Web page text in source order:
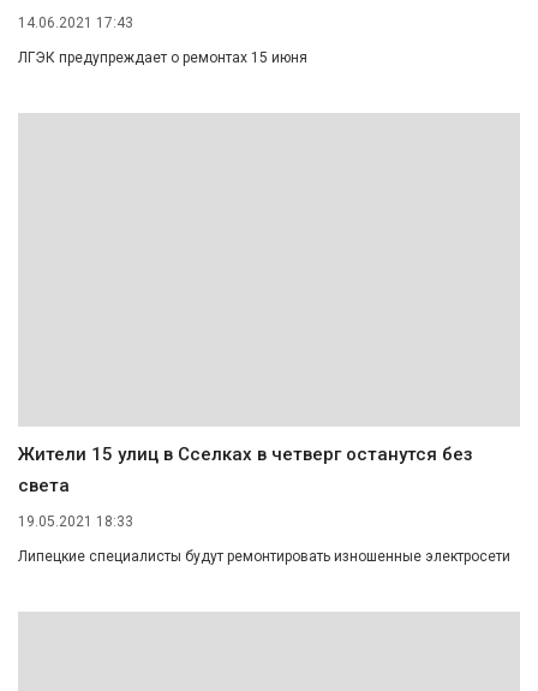
14.06.2021 17:43
ЛГЭК предупреждает о ремонтах 15 июня
Жители 15 улиц в Сселках в четверг останутся без
света
19.05.2021 18:33
Липецкие специалисты будут ремонтировать изношенные электросети